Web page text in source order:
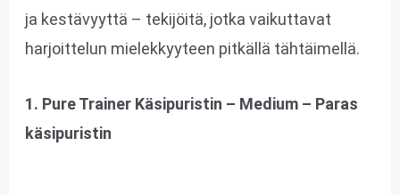
ja kestävyyttä – tekijöitä, jotka vaikuttavat
harjoittelun mielekkyyteen pitkällä tähtäimellä.
1. Pure Trainer Käsipuristin – Medium – Paras
käsipuristin